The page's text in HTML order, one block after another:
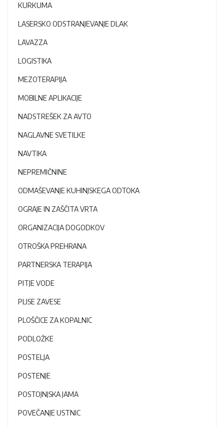
KURKUMA
LASERSKO ODSTRANJEVANJE DLAK
LAVAZZA
LOGISTIKA
MEZOTERAPIJA
MOBILNE APLIKACIJE
NADSTREŠEK ZA AVTO
NAGLAVNE SVETILKE
NAVTIKA
NEPREMIČNINE
ODMAŠEVANJE KUHINJSKEGA ODTOKA
OGRAJE IN ZAŠČITA VRTA
ORGANIZACIJA DOGODKOV
OTROŠKA PREHRANA
PARTNERSKA TERAPIJA
PITJE VODE
PLISE ZAVESE
PLOŠČICE ZA KOPALNIC
PODLOŽKE
POSTELJA
POSTENJE
POSTOJNJSKA JAMA
POVEČANJE USTNIC